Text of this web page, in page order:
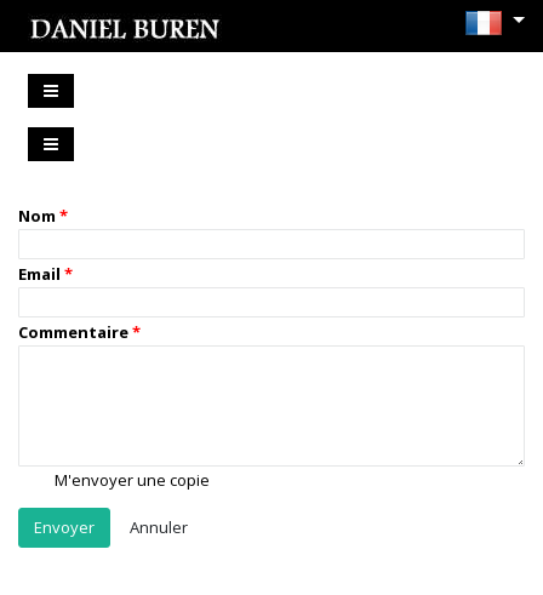
Nom
Email
Commentaire
M'envoyer une copie
Annuler